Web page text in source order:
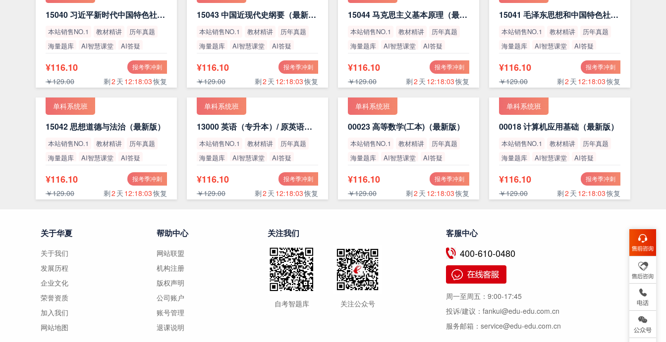
15040 习近平新时代中国特色社会主义思想概论（最新版）
本站销售NO.1 教材精讲
历年真题
海量题库
AI智慧课堂
AI答疑
报考季冲刺
¥116.10
￥129.00 剩2 天 12:18:02恢复
15043 中国近现代史纲要（最新版）
本站销售NO.1 教材精讲
历年真题
海量题库
AI智慧课堂
AI答疑
报考季冲刺
¥116.10
￥129.00 剩2 天 12:18:02恢复
15044 马克思主义基本原理（最新版）
本站销售NO.1 教材精讲
历年真题
海量题库
AI智慧课堂
AI答疑
报考季冲刺
¥116.10
￥129.00 剩2 天 12:18:02恢复
15041 毛泽东思想和中国特色社会主义理论体系概论（最新版）
本站销售NO.1 教材精讲
历年真题
海量题库
AI智慧课堂
AI答疑
报考季冲刺
¥116.10
￥129.00 剩2 天 12:18:02恢复
单科系统班
15042 思想道德与法治（最新版）
本站销售NO.1 教材精讲
历年真题
海量题库
AI智慧课堂
AI答疑
报考季冲刺
¥116.10
￥129.00 剩2 天 12:18:02恢复
单科系统班
13000 英语（专升本）/ 原英语（二）
本站销售NO.1 教材精讲
历年真题
海量题库
AI智慧课堂
AI答疑
报考季冲刺
¥116.10
￥129.00 剩2 天 12:18:02恢复
单科系统班
00023 高等数学(工本)（最新版）
本站销售NO.1 教材精讲
历年真题
海量题库
AI智慧课堂
AI答疑
报考季冲刺
¥116.10
￥129.00 剩2 天 12:18:02恢复
单科系统班
00018 计算机应用基础（最新版）
本站销售NO.1 教材精讲
历年真题
海量题库
AI智慧课堂
AI答疑
报考季冲刺
¥116.10
￥129.00 剩2 天 12:18:02恢复
关于华夏
关于我们
发展历程
企业文化
荣誉资质
加入我们
网站地图
帮助中心
网站联盟
机构注册
版权声明
公司账户
账号管理
退课说明
关注我们
自考智题库 关注公众号
客服中心
400-610-0480
周一至周五： 9:00-17:45
投诉/建议： fankui@edu-edu.com.cn
服务邮箱： service@edu-edu.com.cn